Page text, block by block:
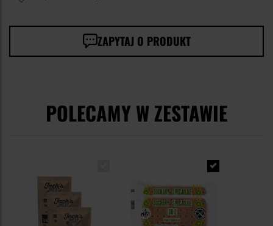
ZAPYTAJ O PRODUKT
POLECAMY W ZESTAWIE